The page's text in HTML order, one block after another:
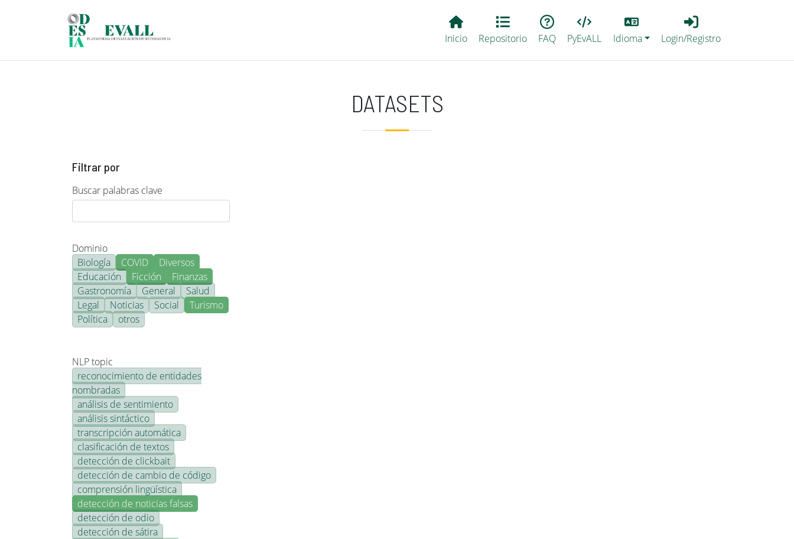
Main EvALL
Inicio Repositorio FAQ PyEvALL
Lang
Idioma
Login_Registro
Login/Registro
DATASETS
Filtrar por
Buscar palabras clave
Dominio
Biología
COVID
Diversos
Educación
Ficción
Finanzas
Gastronomía
General
Salud
Legal
Noticias Social
Turismo
Política
otros
NLP topic
reconocimiento de entidades
nombradas
análisis de sentimiento
análisis sintáctico
transcripción automática
clasificación de textos
detección de clickbait
detección de cambio de código
comprensión lingüística
detección de noticias falsas
detección de odio
detección de sátira